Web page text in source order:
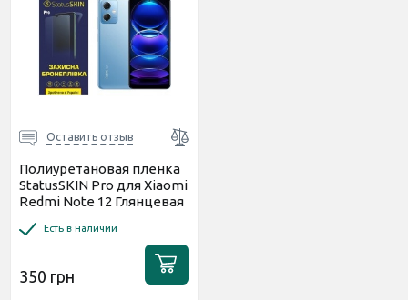
Оставить отзыв
Полиуретановая пленка
StatusSKIN Pro для Xiaomi
Redmi Note 12 Глянцевая
Есть в наличии
350 грн